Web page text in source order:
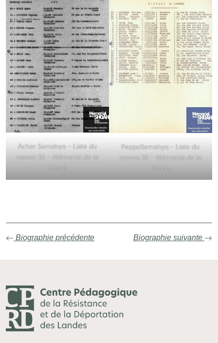
Acher Semahya – Liste du
convoi 26 – Mémorial de la
Shoah
PeppoSemahya – Liste du
convoi 35 – Mémorial de la
Shoah
Biographie précédente Biographie suivante